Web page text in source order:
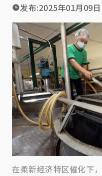
发布:2025年01月09
在柔新经济特区催化下